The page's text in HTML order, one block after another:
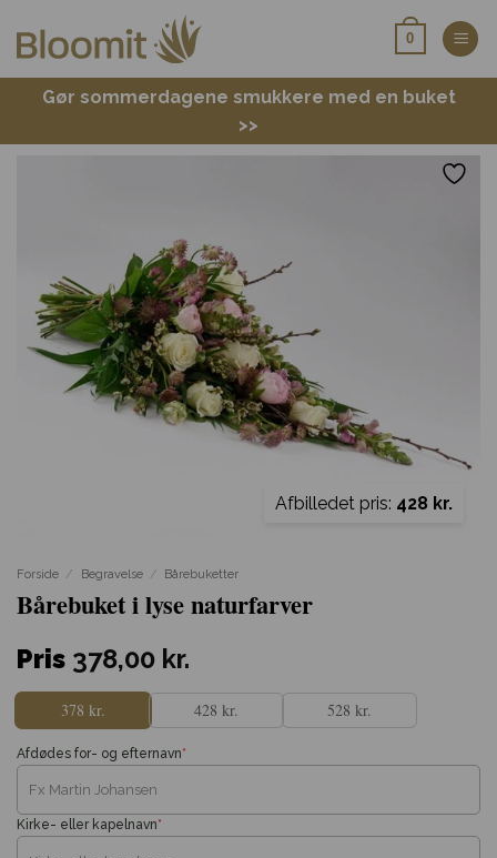
0
Gør sommerdagene smukkere med en buket
>>
Afbilledet pris: 428 kr.
Forside / Begravelse / Bårebuketter
Bårebuket i lyse naturfarver
Pris 378,00 kr.
378 kr. 428 kr. 528 kr.
*
Afdødes for- og efternavn
*
Kirke- eller kapelnavn